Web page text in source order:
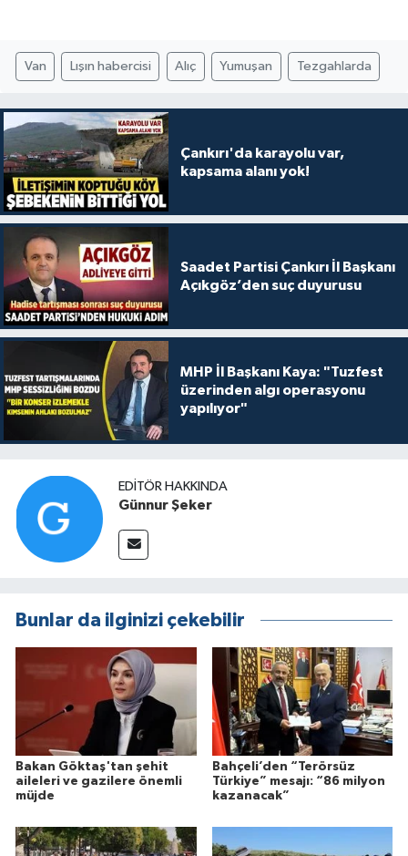
Van Lışın habercisi Alıç Yumuşan Tezgahlarda
Çankırı'da karayolu var,
kapsama alanı yok!
Saadet Partisi Çankırı İl Başkanı
Açıkgöz’den suç duyurusu
MHP İl Başkanı Kaya: "Tuzfest
üzerinden algı operasyonu
yapılıyor"
EDITÖR HAKKINDA
Günnur Şeker
Bunlar da ilginizi çekebilir
Bakan Göktaş'tan şehit
aileleri ve gazilere önemli
müjde
Bahçeli’den “Terörsüz
Türkiye” mesajı: “86 milyon
kazanacak”